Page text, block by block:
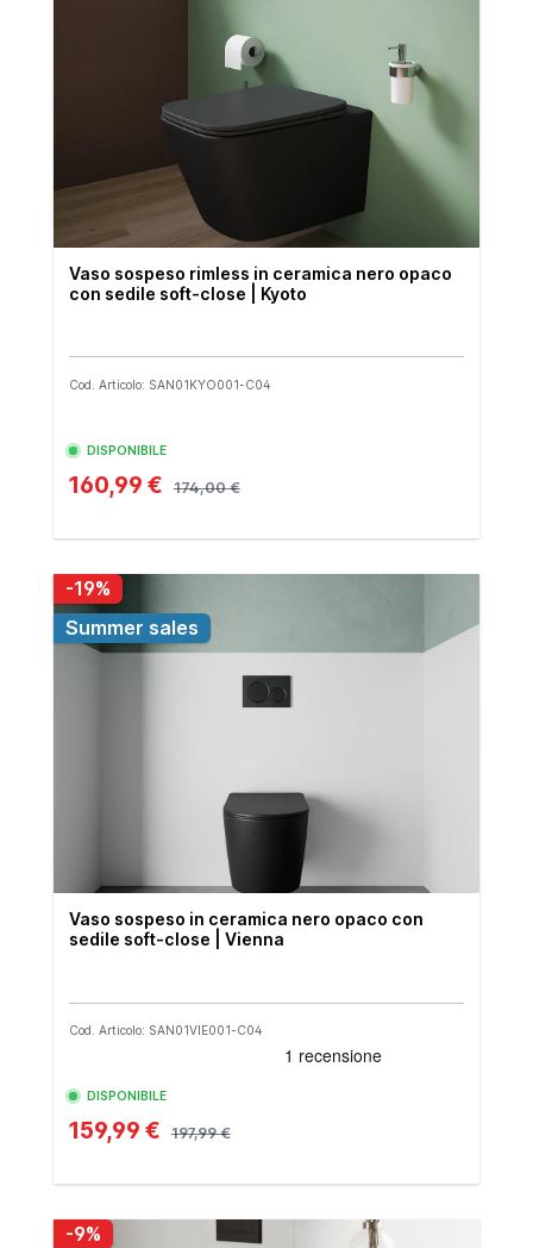
Vaso sospeso rimless in ceramica nero opaco
con sedile soft-close | Kyoto
Cod. Articolo: SAN01KYO001-C04
DISPONIBILE
160,99 € 174,00 €
-19%
Summer sales
Vaso sospeso in ceramica nero opaco con
sedile soft-close | Vienna
Cod. Articolo: SAN01VIE001-C04
DISPONIBILE
159,99 € 197,99 €
-9%